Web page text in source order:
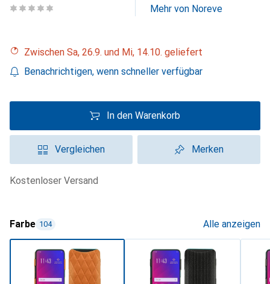
Mehr von Noreve
Zwischen Sa, 26.9. und Mi, 14.10. geliefert
Benachrichtigen, wenn schneller verfügbar
In den Warenkorb
Vergleichen Merken
kostenloser Versand
Farbe 104 Alle anzeigen